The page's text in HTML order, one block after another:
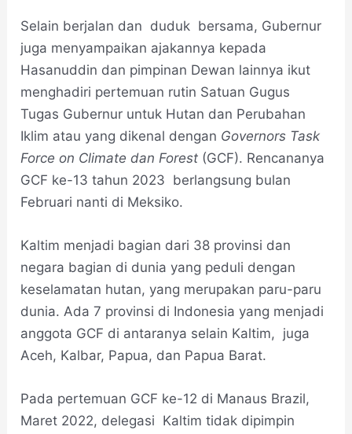
Selain berjalan dan duduk bersama, Gubernur
juga menyampaikan ajakannya kepada
Hasanuddin dan pimpinan Dewan lainnya ikut
menghadiri pertemuan rutin Satuan Gugus
Tugas Gubernur untuk Hutan dan Perubahan
Iklim atau yang dikenal dengan Governors Task
Force on Climate dan Forest (GCF). Rencananya
GCF ke-13 tahun 2023 berlangsung bulan
Februari nanti di Meksiko.
Kaltim menjadi bagian dari 38 provinsi dan
negara bagian di dunia yang peduli dengan
keselamatan hutan, yang merupakan paru-paru
dunia. Ada 7 provinsi di Indonesia yang menjadi
anggota GCF di antaranya selain Kaltim, juga
Aceh, Kalbar, Papua, dan Papua Barat.
Pada pertemuan GCF ke-12 di Manaus Brazil,
Maret 2022, delegasi Kaltim tidak dipimpin